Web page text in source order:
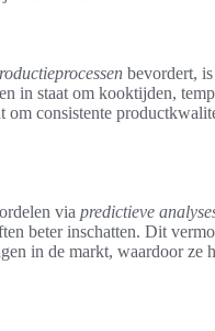
bevordert,
in staat om kooktijden,
consistente
via predictieve
beter inschatten. Dit
in de markt, waardoor ze